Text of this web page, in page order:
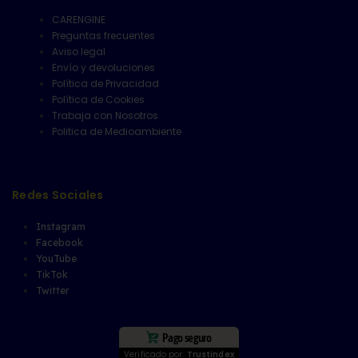
CARENGINE
Preguntas frecuentes
Aviso legal
Envío y devoluciones
Política de Privacidad
Política de Cookies
Trabaja con Nosotros
Politica de Medioambiente
Redes Sociales
Instagram
Facebook
YouTube
TikTok
Twitter
Pago seguro
Verificado por: Trustindex